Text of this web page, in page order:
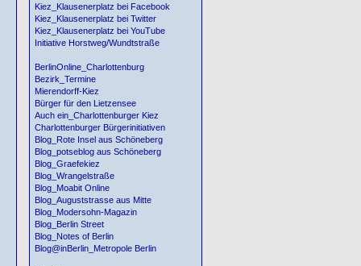
Kiez_Klausenerplatz bei Facebook
Kiez_Klausenerplatz bei Twitter
Kiez_Klausenerplatz bei YouTube
Initiative Horstweg/Wundtstraße
BerlinOnline_Charlottenburg
Bezirk_Termine
Mierendorff-Kiez
Bürger für den Lietzensee
Auch ein_Charlottenburger Kiez
Charlottenburger Bürgerinitiativen
Blog_Rote Insel aus Schöneberg
Blog_potseblog aus Schöneberg
Blog_Graefekiez
Blog_Wrangelstraße
Blog_Moabit Online
Blog_Auguststrasse aus Mitte
Blog_Modersohn-Magazin
Blog_Berlin Street
Blog_Notes of Berlin
Blog@inBerlin_Metropole Berlin